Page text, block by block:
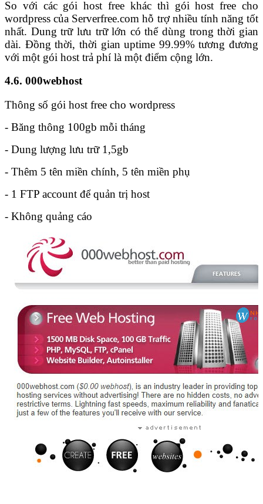
So với các gói host free khác thì gói host free cho
wordpress của Serverfree.com hỗ trợ nhiều tính năng tốt
nhất. Dung trữ lưu trữ lớn có thể dùng trong thời gian
dài. Đồng thời, thời gian uptime 99.99% tương đương
với một gói host trả phí là một điểm cộng lớn.
4.6. 000webhost
Thông số gói host free cho wordpress
- Băng thông 100gb mỗi tháng
- Dung lượng lưu trữ 1,5gb
- Thêm 5 tên miền chính, 5 tên miền phụ
- 1 FTP account để quản trị host
- Không quảng cáo